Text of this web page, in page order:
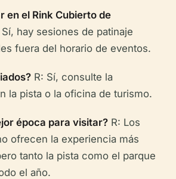
en el Rink Cubierto de
Sí, hay sesiones de patinaje
fuera del horario de eventos.
R: Sí, consulte la
la pista o la oficina de turismo.
época para visitar? R: Los
ofrecen la experiencia más
tanto la pista como el parque
el año.